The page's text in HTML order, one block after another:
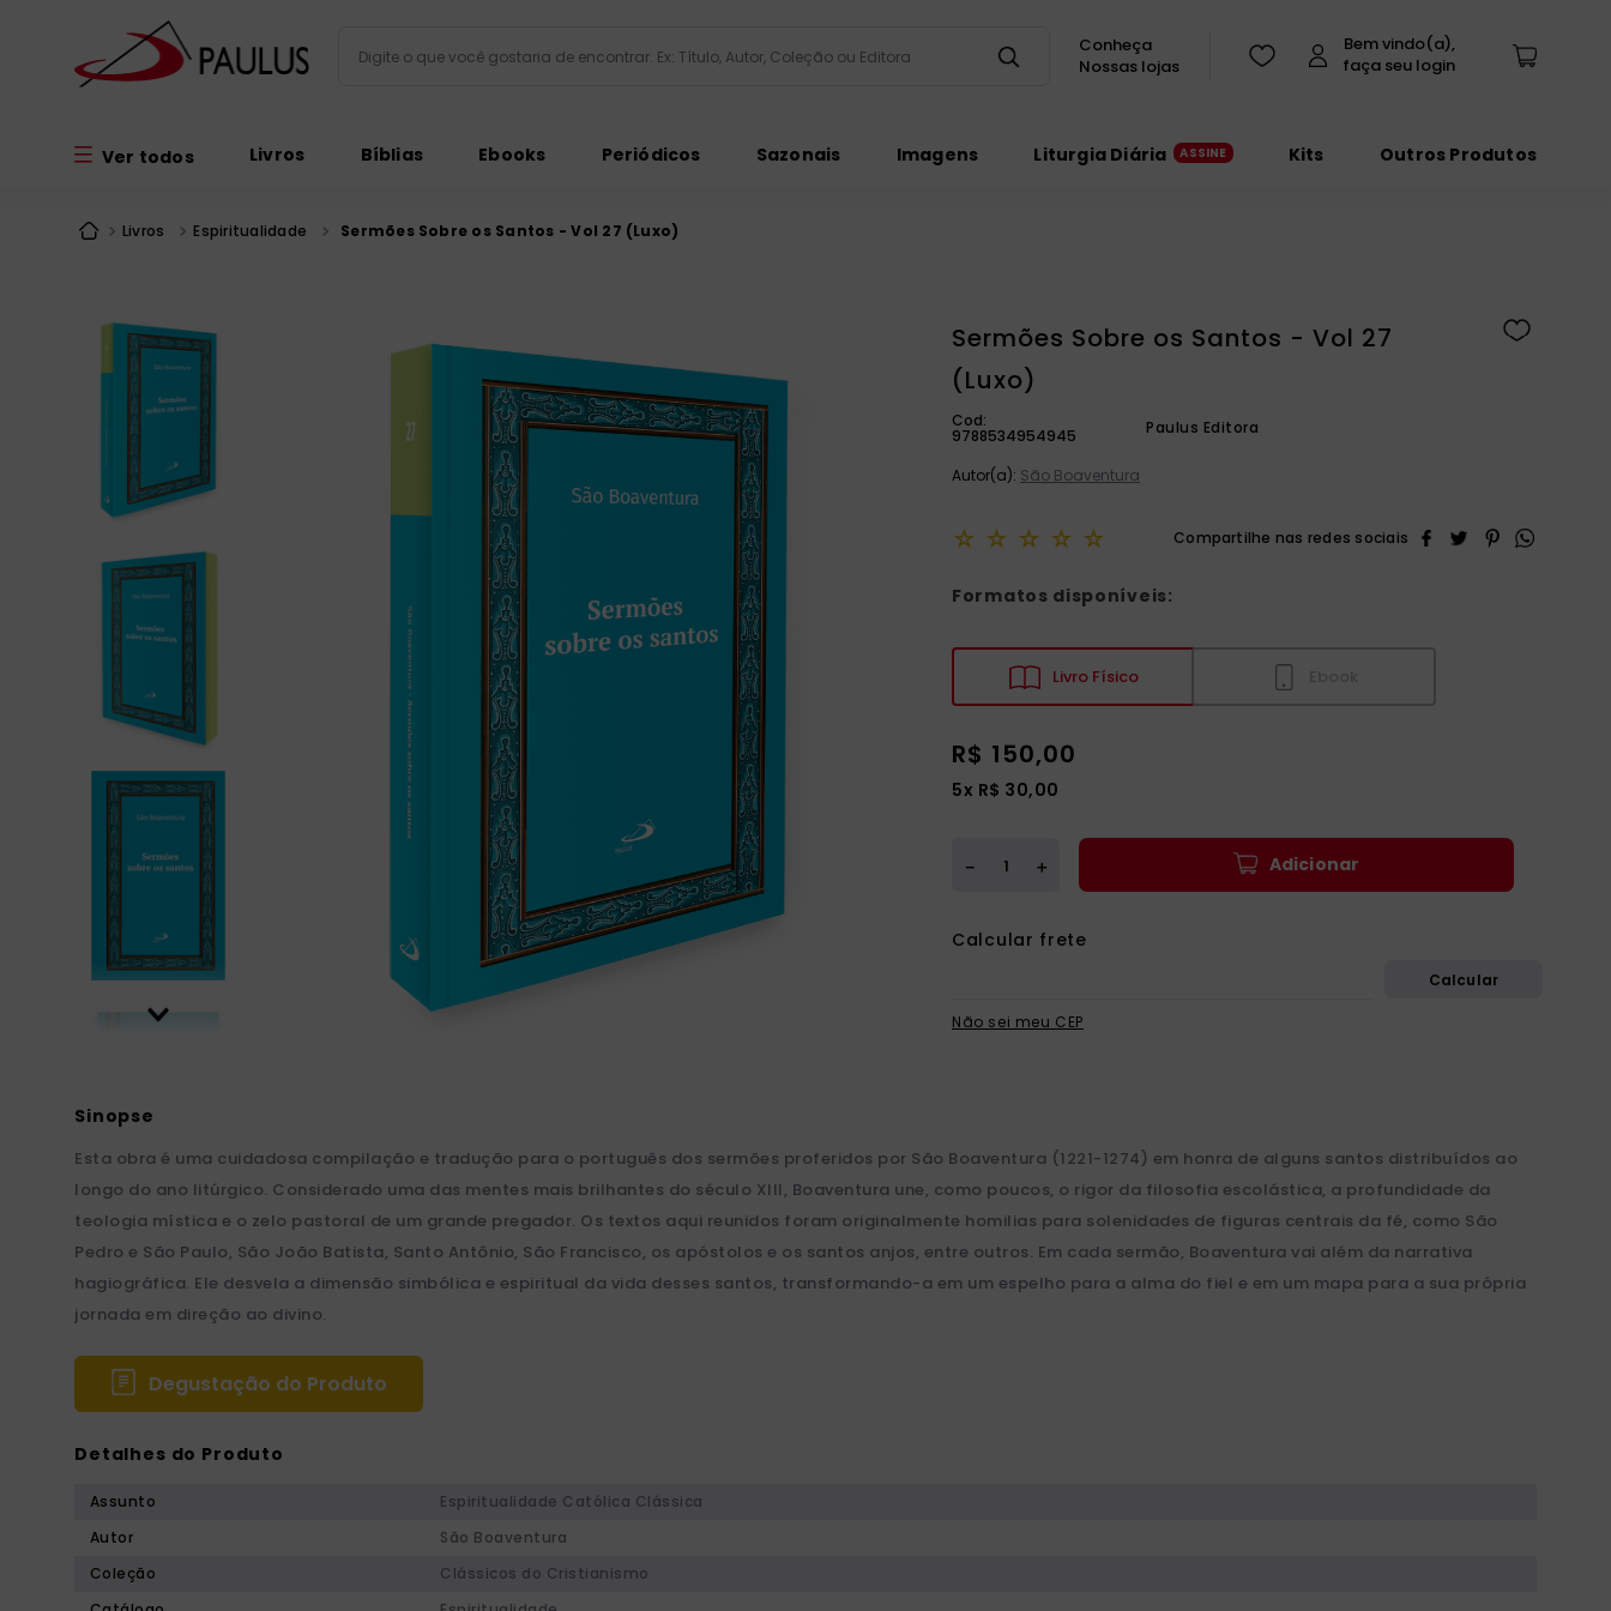
Conheça
Nossas lojas
Ver todos Livros Bíblias Ebooks Periódicos Sazonais Imagens Liturgia Diária Kits Outros Produtos
Livros Espiritualidade Sermões Sobre os Santos - Vol 27 (Luxo)
Sermões Sobre os Santos - Vol 27
(Luxo)
Cod:
9788534954945 Paulus Editora
Autor(a): São Boaventura
☆ ☆ ☆ ☆ ☆
Formatos disponíveis:
Livro Físico
R$ 150,00
5x R$ 30,00
＋
－ Adicionar
Não sei meu CEP
Esta obra é uma cuidadosa compilação e tradução para o português dos sermões proferidos por São Boaventura (1221-1274) em honra de alguns santos distribuídos ao
longo do ano litúrgico. Considerado uma das mentes mais brilhantes do século XIII, Boaventura une, como poucos, o rigor da filosofia escolástica, a profundidade da
teologia mística e o zelo pastoral de um grande pregador. Os textos aqui reunidos foram originalmente homilias para solenidades de figuras centrais da fé, como São
Pedro e São Paulo, São João Batista, Santo Antônio, São Francisco, os apóstolos e os santos anjos, entre outros. Em cada sermão, Boaventura vai além da narrativa
hagiográfica. Ele desvela a dimensão simbólica e espiritual da vida desses santos, transformando-a em um espelho para a alma do fiel e em um mapa para a sua própria
jornada em direção ao divino.
Degustação do Produto
Detalhes do Produto
Assunto
Espiritualidade Católica Clássica
Autor
São Boaventura
Coleção
Clássicos do Cristianismo
bíblia jerusalém
imagens
biblia pastoral
catequese
bíblia ave maria